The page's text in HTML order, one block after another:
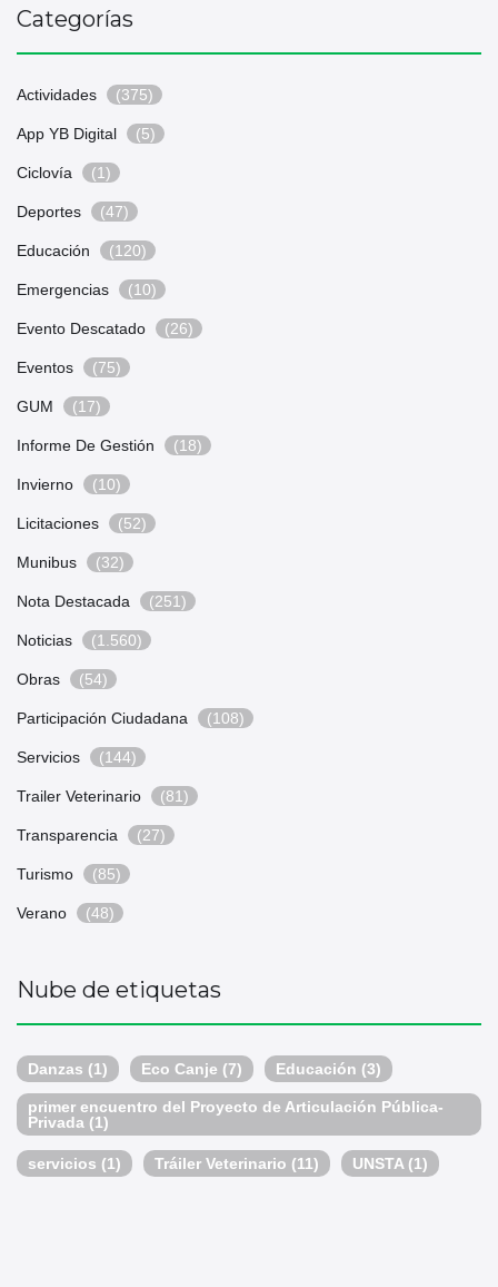
Categorías
Actividades (375)
App YB Digital (5)
Ciclovía (1)
Deportes (47)
Educación (120)
Emergencias (10)
Evento Descatado (26)
Eventos (75)
GUM (17)
Informe De Gestión (18)
Invierno (10)
Licitaciones (52)
Munibus (32)
Nota Destacada (251)
Noticias (1.560)
Obras (54)
Participación Ciudadana (108)
Servicios (144)
Trailer Veterinario (81)
Transparencia (27)
Turismo (85)
Verano (48)
Nube de etiquetas
Danzas (1) Eco Canje (7) Educación (3)
primer encuentro del Proyecto de Articulación Pública-
Privada (1)
servicios (1) Tráiler Veterinario (11) UNSTA (1)